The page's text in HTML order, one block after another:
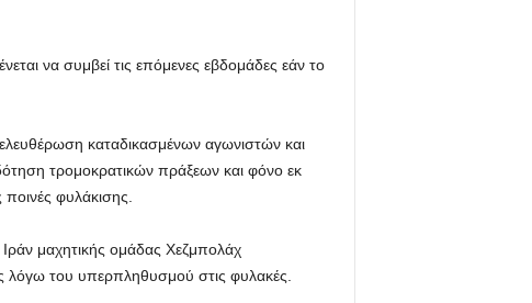
να συμβεί τις επόμενες εβδομάδες εάν το
καταδικασμένων αγωνιστών και
τρομοκρατικών πράξεων και φόνο εκ
φυλάκισης.
μαχητικής ομάδας Χεζμπολάχ
λόγω του υπερπληθυσμού στις φυλακές.